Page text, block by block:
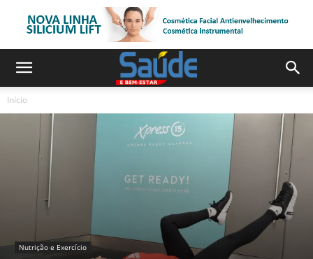
Início
Nutrição e Exercício